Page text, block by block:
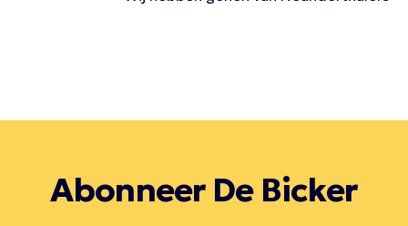
Abonneer De Bicker